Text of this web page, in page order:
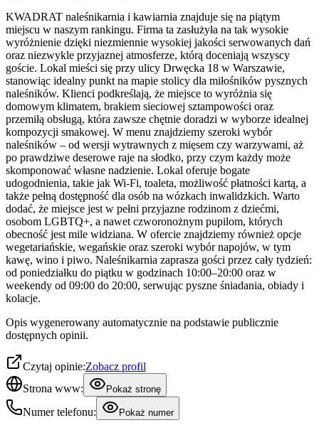
KWADRAT naleśnikarnia i kawiarnia znajduje się na piątym
miejscu w naszym rankingu. Firma ta zasłużyła na tak wysokie
wyróżnienie dzięki niezmiennie wysokiej jakości serwowanych dań
oraz niezwykle przyjaznej atmosferze, którą doceniają wszyscy
goście. Lokal mieści się przy ulicy Drwęcka 18 w Warszawie,
stanowiąc idealny punkt na mapie stolicy dla miłośników pysznych
naleśników. Klienci podkreślają, że miejsce to wyróżnia się
domowym klimatem, brakiem sieciowej sztampowości oraz
przemiłą obsługą, która zawsze chętnie doradzi w wyborze idealnej
kompozycji smakowej. W menu znajdziemy szeroki wybór
naleśników – od wersji wytrawnych z mięsem czy warzywami, aż
po prawdziwe deserowe raje na słodko, przy czym każdy może
skomponować własne nadzienie. Lokal oferuje bogate
udogodnienia, takie jak Wi-Fi, toaleta, możliwość płatności kartą, a
także pełną dostępność dla osób na wózkach inwalidzkich. Warto
dodać, że miejsce jest w pełni przyjazne rodzinom z dziećmi,
osobom LGBTQ+, a nawet czworonożnym pupilom, których
obecność jest mile widziana. W ofercie znajdziemy również opcje
wegetariańskie, wegańskie oraz szeroki wybór napojów, w tym
kawę, wino i piwo. Naleśnikarnia zaprasza gości przez cały tydzień:
od poniedziałku do piątku w godzinach 10:00–20:00 oraz w
weekendy od 09:00 do 20:00, serwując pyszne śniadania, obiady i
kolacje.
Opis wygenerowany automatycznie na podstawie publicznie
dostępnych opinii.
Czytaj opinie:Zobacz profil
Strona www:
Pokaż stronę
Numer telefonu: Pokaż numer